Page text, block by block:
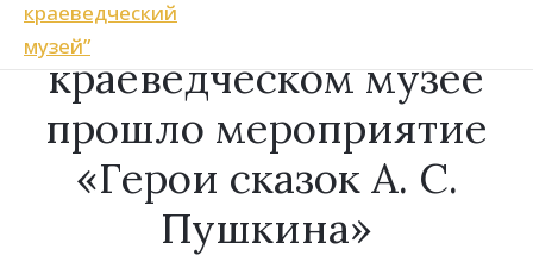
В Васильсурском
краеведческом музее
прошло мероприятие
«Герои сказок А. С.
Пушкина»